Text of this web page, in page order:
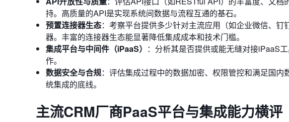
持。高质量的API是实现系统间数据与流程互通的基石。
预置连接器生态：考察平台提供多少针对主流应用（如企业微信、
器。丰富的连接器生态能显著降低集成成本和技术门槛。
集成平台与中间件（iPaaS） ：分析其是否提供或能无缝对接iPaaS
作。
数据安全与合规：评估集成过程中的数据加密、权限管控和满足国
统集成的底线。
主流CRM厂商PaaS平台与集成能力横评